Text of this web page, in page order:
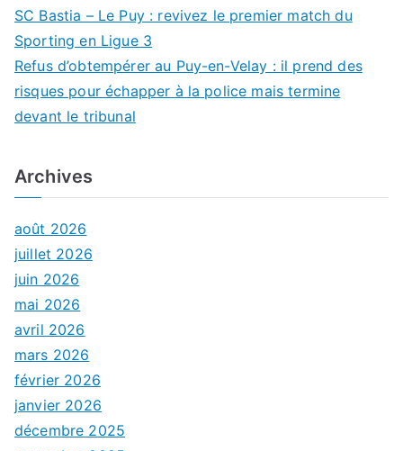
SC Bastia – Le Puy : revivez le premier match du
Sporting en Ligue 3
Refus d’obtempérer au Puy-en-Velay : il prend des
risques pour échapper à la police mais termine
devant le tribunal
Archives
août 2026
juillet 2026
juin 2026
mai 2026
avril 2026
mars 2026
février 2026
janvier 2026
décembre 2025